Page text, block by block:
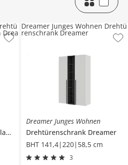
Dreamer
Drea
Dreamer Junges Wohnen
Drehtürenschrank Dreamer
BHT 141,4|220|58,5 cm
3
Dreamer Junges Wohnen Drehtü
renschrank Dreamer